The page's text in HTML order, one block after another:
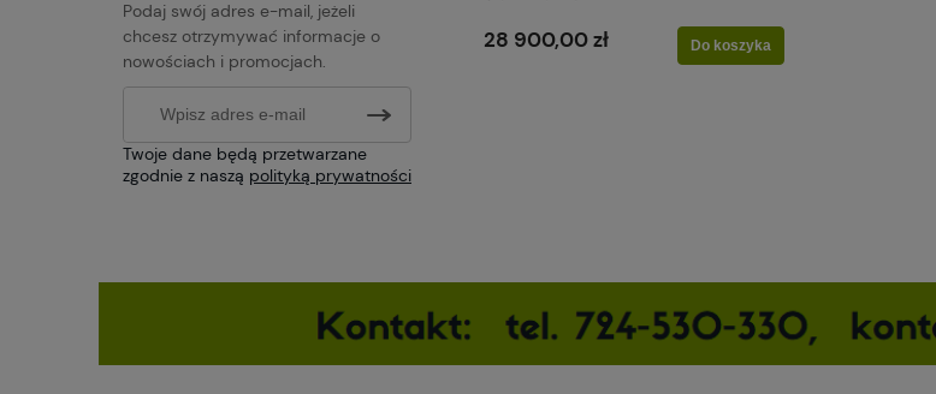
Podaj swój adres e-mail, jeżeli
chcesz otrzymywać informacje o
nowościach i promocjach.
Twoje dane będą przetwarzane
zgodnie z naszą polityką prywatności
28 900,00 zł Do koszyka